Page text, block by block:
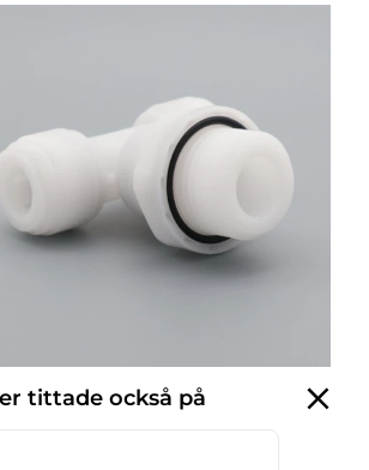
tittade också på